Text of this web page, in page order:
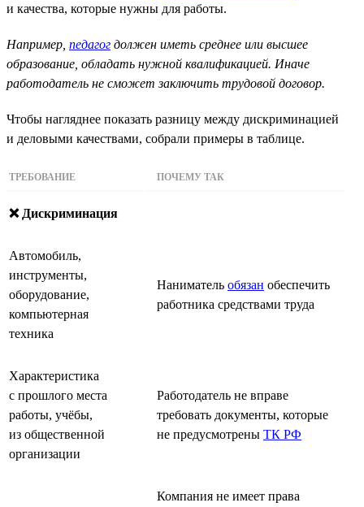
и качества, которые нужны для работы.
Например, педагог должен иметь среднее или высшее
образование, обладать нужной квалификацией. Иначе
работодатель не сможет заключить трудовой договор.
Чтобы нагляднее показать разницу между дискриминацией
и деловыми качествами, собрали примеры в таблице.
ТРЕБОВАНИЕ ПОЧЕМУ ТАК
❌ Дискриминация
Автомобиль,
инструменты,
оборудование,
компьютерная
техника
Наниматель обязан обеспечить
работника средствами труда
Характеристика
с прошлого места
работы, учёбы,
из общественной
организации
Работодатель не вправе
требовать документы, которые
не предусмотрены ТК РФ
Компания не имеет права